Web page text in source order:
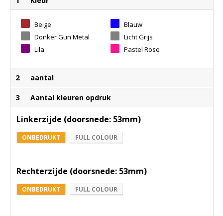
Beige
Blauw
Donker Gun Metal
Licht Grijs
Lila
Pastel Rose
2 aantal
3 Aantal kleuren opdruk
Linkerzijde (doorsnede: 53mm)
ONBEDRUKT FULL COLOUR
Rechterzijde (doorsnede: 53mm)
ONBEDRUKT FULL COLOUR